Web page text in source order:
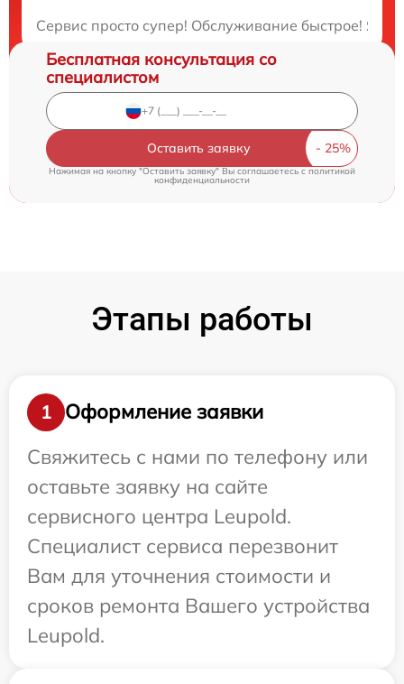
Сервис просто супер! Обслуживание быстрое! Я
Бесплатная консультация со
специалистом
Оставить заявку
Нажимая на кнопку "Оставить заявку" Вы соглашаетесь cполитикой
конфиденциальности
Этапы работы
1
Оформление заявки
Свяжитесь с нами по телефону или
оставьте заявку на сайте
сервисного центра Leupold.
Специалист сервиса перезвонит
Вам для уточнения стоимости и
сроков ремонта Вашего устройства
Leupold.